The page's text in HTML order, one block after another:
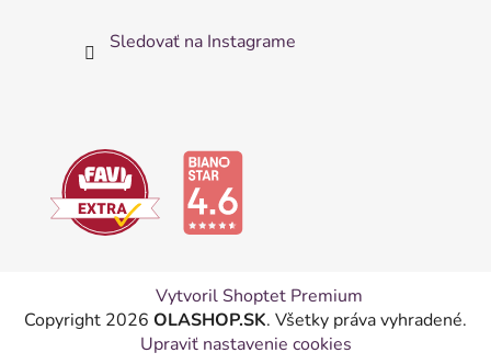
Sledovať na Instagrame
Vytvoril Shoptet Premium
Copyright 2026 OLASHOP.SK. Všetky práva vyhradené.
Upraviť nastavenie cookies